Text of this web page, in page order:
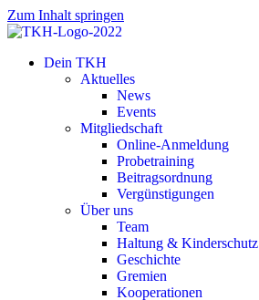
Zum Inhalt springen
Dein TKH
Aktuelles
News
Events
Mitgliedschaft
Online-Anmeldung
Probetraining
Beitragsordnung
Vergünstigungen
Über uns
Team
Haltung & Kinderschutz
Geschichte
Gremien
Kooperationen